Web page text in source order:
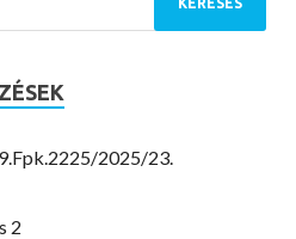
2025/23.
2